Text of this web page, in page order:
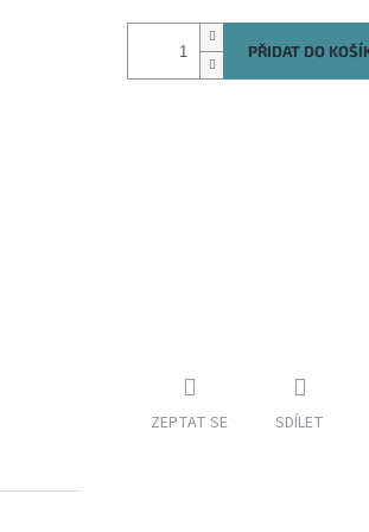
PŘIDAT DO
ZEPTAT SE SDÍLET